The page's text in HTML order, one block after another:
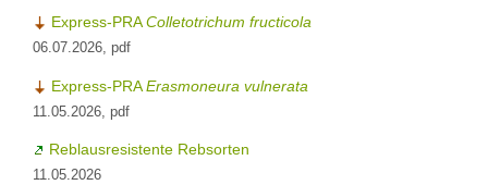
Express-PRAColletotrichum fructicola
06.07.2026, pdf
Express-PRAErasmoneura vulnerata
11.05.2026, pdf
Reblausresistente Rebsorten
11.05.2026